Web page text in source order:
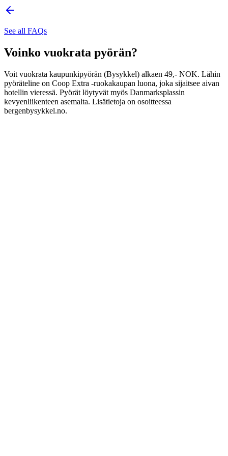
See all FAQs
Voinko vuokrata pyörän?
Voit vuokrata kaupunkipyörän (Bysykkel) alkaen 49,- NOK. Lähin
pyöräteline on Coop Extra -ruokakaupan luona, joka sijaitsee aivan
hotellin vieressä. Pyörät löytyvät myös Danmarksplassin
kevyenliikenteen asemalta. Lisätietoja on osoitteessa
bergenbysykkel.no.